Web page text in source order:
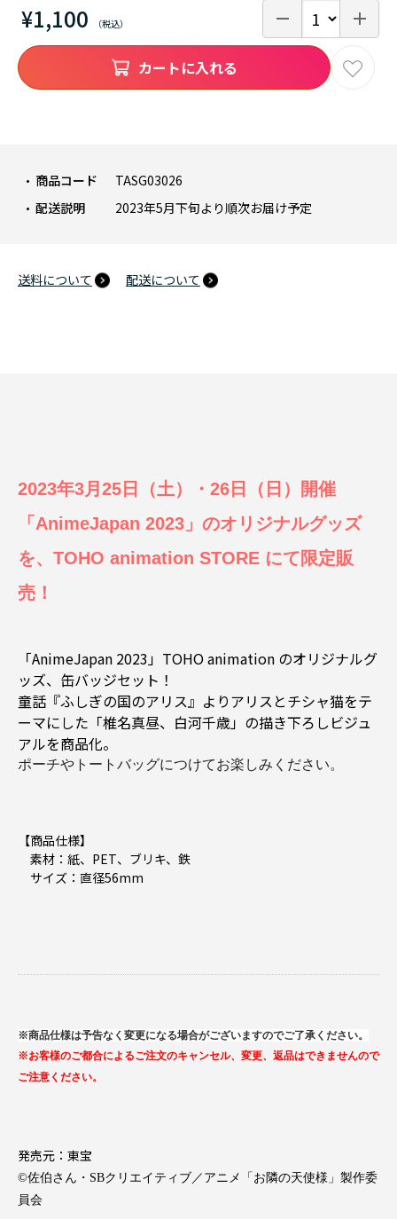
¥1,100
商品コード
TASG03026
配送説明
2023年5月下旬より順次お届け予定
送料について 配送について
カートに入れる
2023年3月25日（土）・26日（日）開催
「AnimeJapan 2023」のオリジナルグッズ
を、TOHO animation STORE にて限定販
売！
「AnimeJapan 2023」TOHO animation のオリジナルグ
ッズ、缶バッジセット！
童話『ふしぎの国のアリス』よりアリスとチシャ猫をテ
ーマにした「椎名真昼、白河千歳」の描き下ろしビジュ
アルを商品化。
ポーチやトートバッグにつけてお楽しみください。
【商品仕様】
素材：紙、PET、ブリキ、鉄
サイズ：直径56mm
※商品仕様は予告なく変更になる場合がございますのでご了承ください。
※お客様のご都合によるご注文のキャンセル、変更、返品はできませんので
ご注意ください。
発売元：東宝
©佐伯さん・SBクリエイティブ／アニメ「お隣の天使様」製作委
員会